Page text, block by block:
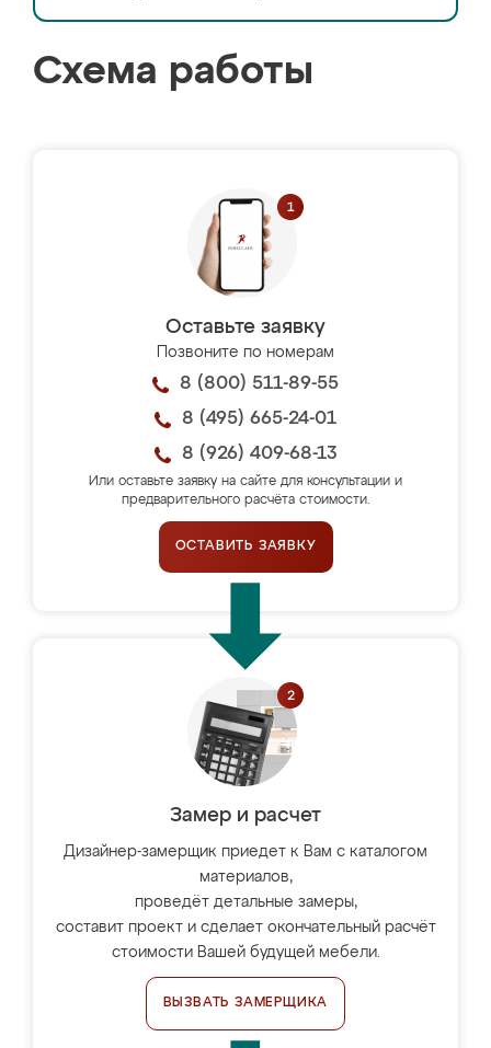
Схема работы
Оставьте заявку
Позвоните по номерам
8 (800) 511-89-55
8 (495) 665-24-01
8 (926) 409-68-13
Или оставьте заявку на сайте для консультации и
предварительного расчёта стоимости.
ОСТАВИТЬ ЗАЯВКУ
Замер и расчет
Дизайнер-замерщик приедет к Вам с каталогом
материалов,
проведёт детальные замеры,
составит проект и сделает окончательный расчёт
стоимости Вашей будущей мебели.
ВЫЗВАТЬ ЗАМЕРЩИКА